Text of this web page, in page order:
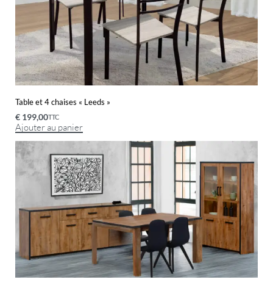
Table et 4 chaises « Leeds »
€ 199,00TTC
Ajouter au panier